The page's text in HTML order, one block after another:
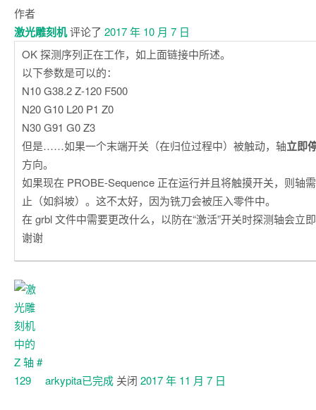
作者
激光雕刻机评论了 2017 年 10 月 7 日
OK 探测序列正在工作，如上面链接中所述。
以下参数是可以的：
N10 G38.2 Z-120 F500
N20 G10 L20 P1 Z0
N30 G91 G0 Z3
但是……如果一个末端开关（在归位过程中）被触动，轴立即
方向。
如果现在 PROBE-Sequence 正在运行并且将触摸开关，则轴
止（如斜坡）。这不太好，因为铣刀会被压入零件中。
在 grbl 文件中需要更改什么，以防在“激活”开关时探测轴会立
谢谢
arkypita已完成 关闭 2017 年 11 月 7 日